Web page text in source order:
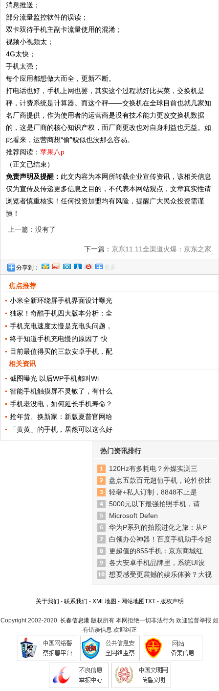
消息推送；
部分流量监控软件的误读；
双卡双待手机主副卡流量使用的混淆；
视频小视频太；
4G太快；
手机太强；
每个应用都想做大而全，更新不断。
打电话也好，手机上网也罢，其实这个过程就好比买菜，交换机是
秤，计费系统是计算器。而这个秤——交换机在全球目前也就几家知
名厂商提供，作为使用者的运营商是没有技术能力更改交换机数据
的，这是厂商的核心知识产权，而厂商更改也对自身利益也无益。如
此看来，运营商想“偷”貌似也没那么容易。
推荐阅读：苹果八p
（正文已结束）
免责声明及提醒： 此文内容为本网所转载企业宣传资讯，该相关信息
仅为宣传及传递更多信息之目的，不代表本网站观点，文章真实性请
浏览者慎重核实！任何投资加盟均有风险，提醒广大民众投资需谨
慎！
上一篇：没有了
下一篇： 京东11.11全渠道火爆：京东之家
京东专卖店手机销售额同比增长185%
分享到： 更多
焦点推荐
小米全新环绕屏手机界面设计曝光
独家！奇酷手机四大版本分析：全
手机充电速度太慢是充电头问题，
终于知道手机充电慢的原因了 快
目前最值得买的三款安卓手机，配
相关资讯
截图曝光 以后WP手机都叫Wi
智能手机触摸屏不灵敏了，有什么
手机老没电，如何延长手机寿命？
抢年货、换新家：新版夏普官网给
「黄黄」的手机，居然可以这么好
热门资讯排行
120Hz有多耗电？外媒实测三
盘点五款百元超值手机，论性价比
轻奢+私人订制，8848不止是
5000元以下最强拍照手机，请
Microsoft Defen
华为P系列的拍照进化之旅：从P
白领办公神器！百度手机助手今起
更超值的855手机：京东商城红
各大安卓手机品牌里，系统UI设
想要感受更震撼的娱乐体验？大视
关于我们 - 联系我们 - XML地图 - 网站地图TXT- 版权声明
Copyright.2002-2020 长春信息港 版权所有 本网拒绝一切非法行为 欢迎监督举报 如
有错误信息 欢迎纠正